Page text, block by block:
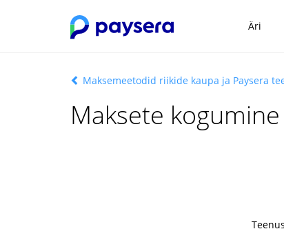
Äri
Maksemeetodid riikide kaupa ja Paysera
Maksete